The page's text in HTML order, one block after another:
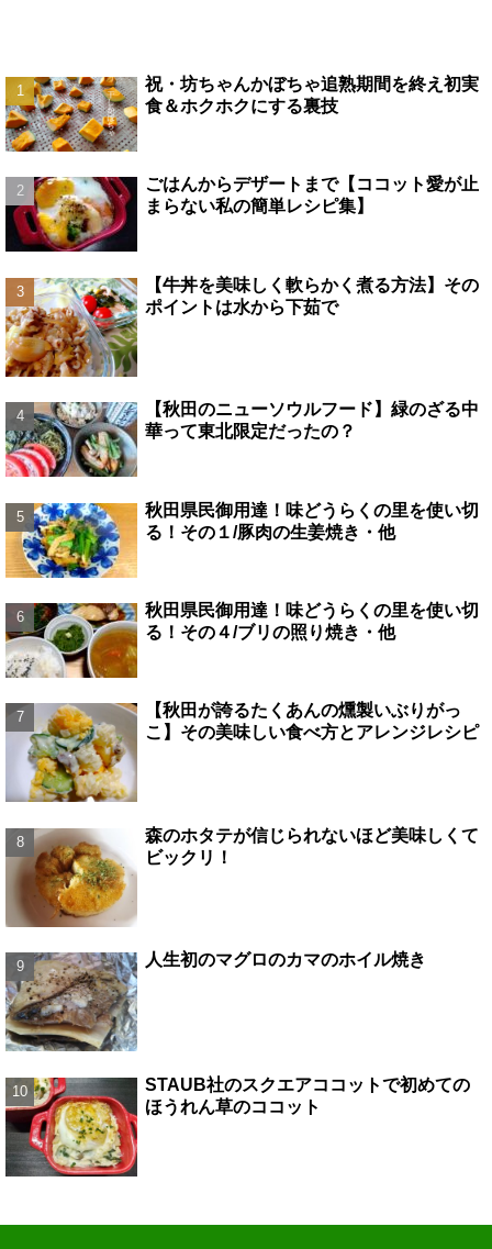
祝・坊ちゃんかぼちゃ追熟期間を終え初実
食＆ホクホクにする裏技
ごはんからデザートまで【ココット愛が止
まらない私の簡単レシピ集】
【牛丼を美味しく軟らかく煮る方法】その
ポイントは水から下茹で
【秋田のニューソウルフード】緑のざる中
華って東北限定だったの？
秋田県民御用達！味どうらくの里を使い切
る！その１/豚肉の生姜焼き・他
秋田県民御用達！味どうらくの里を使い切
る！その４/ブリの照り焼き・他
【秋田が誇るたくあんの燻製いぶりがっ
こ】その美味しい食べ方とアレンジレシピ
森のホタテが信じられないほど美味しくて
ビックリ！
人生初のマグロのカマのホイル焼き
STAUB社のスクエアココットで初めての
ほうれん草のココット